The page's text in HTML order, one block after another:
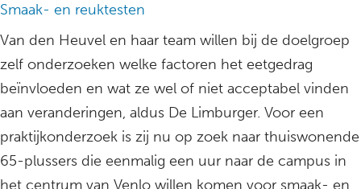
Smaak- en reuktesten
Van den Heuvel en haar team willen bij de doelgroep
zelf onderzoeken welke factoren het eetgedrag
beïnvloeden en wat ze wel of niet acceptabel vinden
aan veranderingen, aldus De Limburger. Voor een
praktijkonderzoek is zij nu op zoek naar thuiswonende
65-plussers die eenmalig een uur naar de campus in
het centrum van Venlo willen komen voor smaak- en